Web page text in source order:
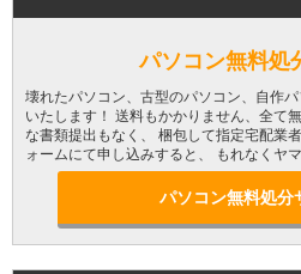
パソコン無料処
壊れたパソコン、古型のパソコン、自作
いたします！ 送料もかかりません、全て
な書類提出もなく、 梱包して指定宅配業
ォームにて申し込みすると、 もれなくヤ
パソコン無料処分